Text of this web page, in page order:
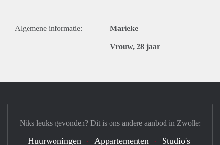
Algemene informatie: Marieke
Vrouw, 28 jaar
Niks leuks gevonden? Dit is ons andere aanbod in Zwolle:
Huurwoningen Appartementen Studio's